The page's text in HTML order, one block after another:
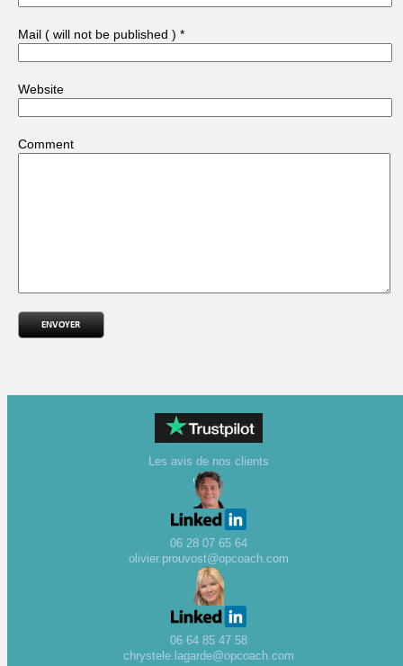
Mail ( will not be published ) *
Website
Comment
Les avis de nos clients
06 28 07 65 64
olivier.prouvost@opcoach.com
06 64 85 47 58
chrystele.lagarde@opcoach.com